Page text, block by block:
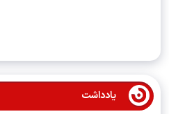
یادداشت